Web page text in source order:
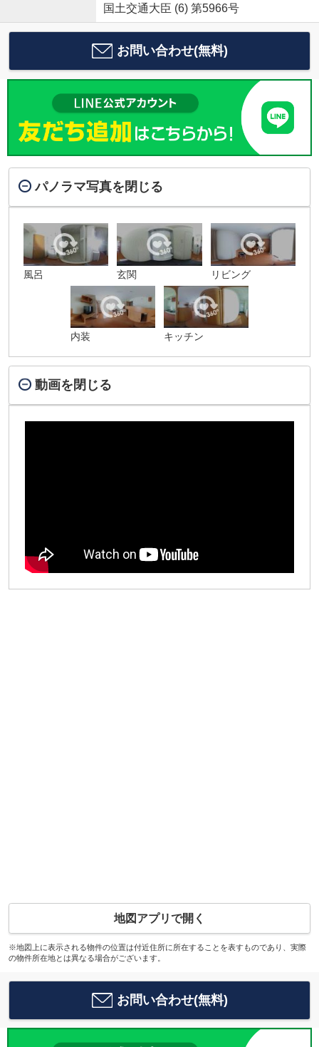
国土交通大臣 (6) 第5966号
お問い合わせ(無料)
パノラマ写真を閉じる
風呂 玄関 リビング
内装 キッチン
動画を閉じる
地図アプリで開く
※地図上に表示される物件の位置は付近住所に所在することを表すものであり、実際
の物件所在地とは異なる場合がございます。
お問い合わせ(無料)